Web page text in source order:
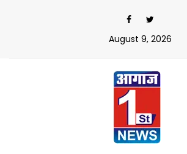
August 9, 2026